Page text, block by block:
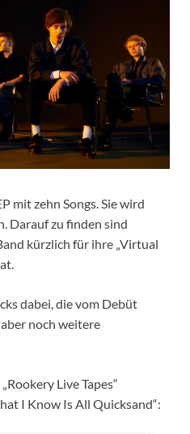
mit zehn Songs. Sie wird
Darauf zu finden sind
kürzlich für ihre „Virtual
dabei, die vom Debüt
aber noch weitere
Live Tapes“
I Know Is All Quicksand“: